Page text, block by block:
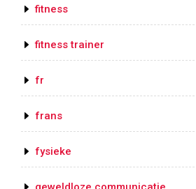
fitness
fitness trainer
fr
frans
fysieke